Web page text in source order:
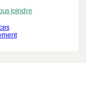
joindre